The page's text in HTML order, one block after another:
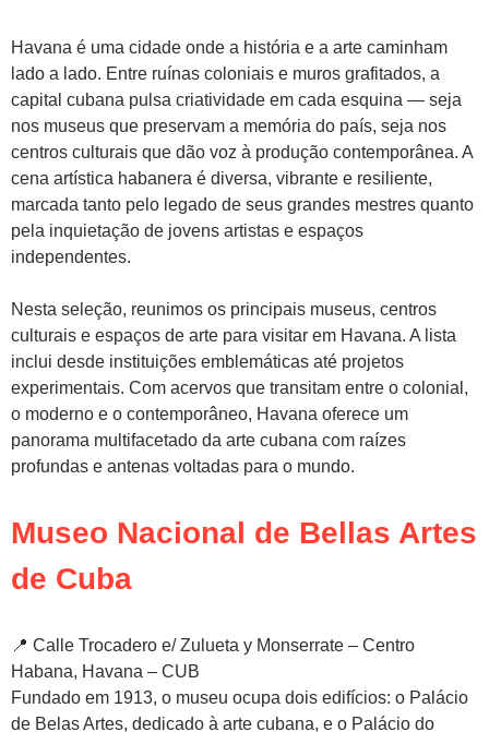
Havana é uma cidade onde a história e a arte caminham
lado a lado. Entre ruínas coloniais e muros grafitados, a
capital cubana pulsa criatividade em cada esquina — seja
nos museus que preservam a memória do país, seja nos
centros culturais que dão voz à produção contemporânea. A
cena artística habanera é diversa, vibrante e resiliente,
marcada tanto pelo legado de seus grandes mestres quanto
pela inquietação de jovens artistas e espaços
independentes.
Nesta seleção, reunimos os principais museus, centros
culturais e espaços de arte para visitar em Havana. A lista
inclui desde instituições emblemáticas até projetos
experimentais. Com acervos que transitam entre o colonial,
o moderno e o contemporâneo, Havana oferece um
panorama multifacetado da arte cubana com raízes
profundas e antenas voltadas para o mundo.
Museo Nacional de Bellas Artes
de Cuba
📍 Calle Trocadero e/ Zulueta y Monserrate – Centro
Habana, Havana – CUB
Fundado em 1913, o museu ocupa dois edifícios: o Palácio
de Belas Artes, dedicado à arte cubana, e o Palácio do